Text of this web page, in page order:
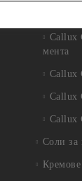
Callux
мента
Callux
Callux
Callux
Соли за